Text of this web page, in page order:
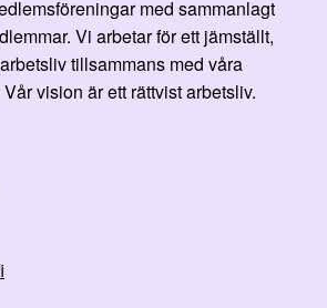
med sammanlagt
Vi arbetar för ett jämställt,
tillsammans med våra
vision är ett rättvist arbetsliv.